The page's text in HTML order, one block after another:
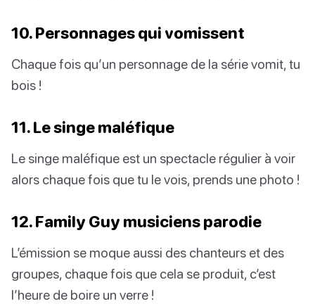
10. Personnages qui vomissent
Chaque fois qu’un personnage de la série vomit, tu
bois !
11. Le singe maléfique
Le singe maléfique est un spectacle régulier à voir
alors chaque fois que tu le vois, prends une photo !
12. Family Guy musiciens parodie
L’émission se moque aussi des chanteurs et des
groupes, chaque fois que cela se produit, c’est
l’heure de boire un verre !